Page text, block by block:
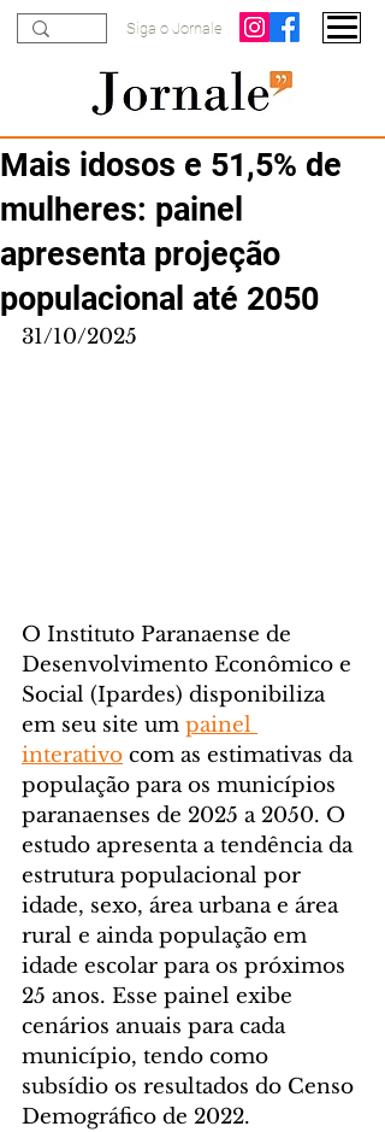
Siga o Jornale
Mais idosos e 51,5% de
mulheres: painel
apresenta projeção
populacional até 2050
31/10/2025
O Instituto Paranaense de
Desenvolvimento Econômico e
Social (Ipardes) disponibiliza
em seu site um painel
interativo com as estimativas da
população para os municípios
paranaenses de 2025 a 2050. O
estudo apresenta a tendência da
estrutura populacional por
idade, sexo, área urbana e área
rural e ainda população em
idade escolar para os próximos
25 anos. Esse painel exibe
cenários anuais para cada
município, tendo como
subsídio os resultados do Censo
Demográfico de 2022.